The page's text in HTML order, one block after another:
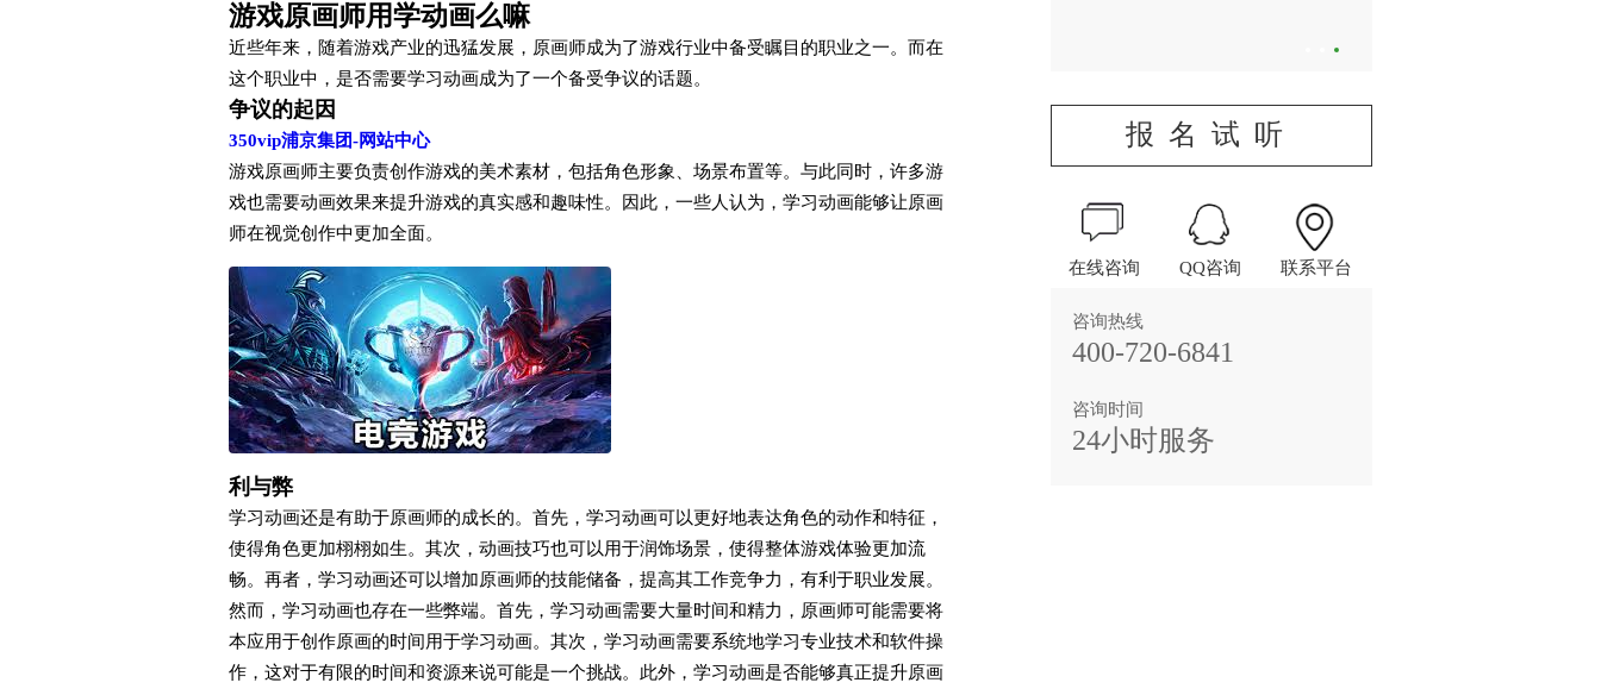
游戏原画师用学动画么嘛
近些年来，随着游戏产业的迅猛发展，原画师成为了游戏行业中备受瞩目的职业之一。而在
这个职业中，是否需要学习动画成为了一个备受争议的话题。
争议的起因
350vip浦京集团-网站中心
游戏原画师主要负责创作游戏的美术素材，包括角色形象、场景布置等。与此同时，许多游
戏也需要动画效果来提升游戏的真实感和趣味性。因此，一些人认为，学习动画能够让原画
师在视觉创作中更加全面。
利与弊
学习动画还是有助于原画师的成长的。首先，学习动画可以更好地表达角色的动作和特征，
使得角色更加栩栩如生。其次，动画技巧也可以用于润饰场景，使得整体游戏体验更加流
畅。再者，学习动画还可以增加原画师的技能储备，提高其工作竞争力，有利于职业发展。
然而，学习动画也存在一些弊端。首先，学习动画需要大量时间和精力，原画师可能需要将
本应用于创作原画的时间用于学习动画。其次，学习动画需要系统地学习专业技术和软件操
作，这对于有限的时间和资源来说可能是一个挑战。此外，学习动画是否能够真正提升原画
报名试听
在线咨询 QQ咨询 联系平台
咨询热线
400-720-6841
咨询时间
24小时服务